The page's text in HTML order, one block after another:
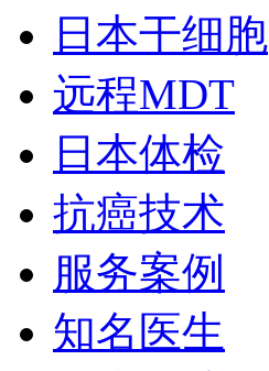
日本干细胞
远程MDT
日本体检
抗癌技术
服务案例
知名医生